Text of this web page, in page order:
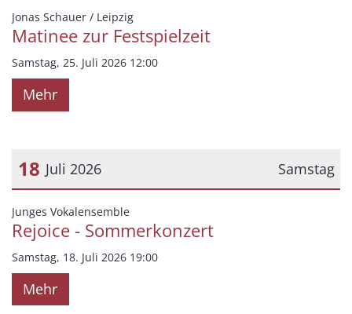
Datum: 25. Juli 2026
Jonas Schauer / Leipzig:
Matinee zur Festspielzeit
Samstag, 25. Juli 2026 12:00
Mehr
Samstag
18 Juli 2026
Datum: 18. Juli 2026
Junges Vokalensemble:
Rejoice - Sommerkonzert
Samstag, 18. Juli 2026 19:00
Mehr